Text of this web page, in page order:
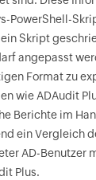
PowerShell-
Skript
angepasst
Format zu
wie ADAudit
Berichte im
ein Vergleich
AD-Benutzer
Plus.